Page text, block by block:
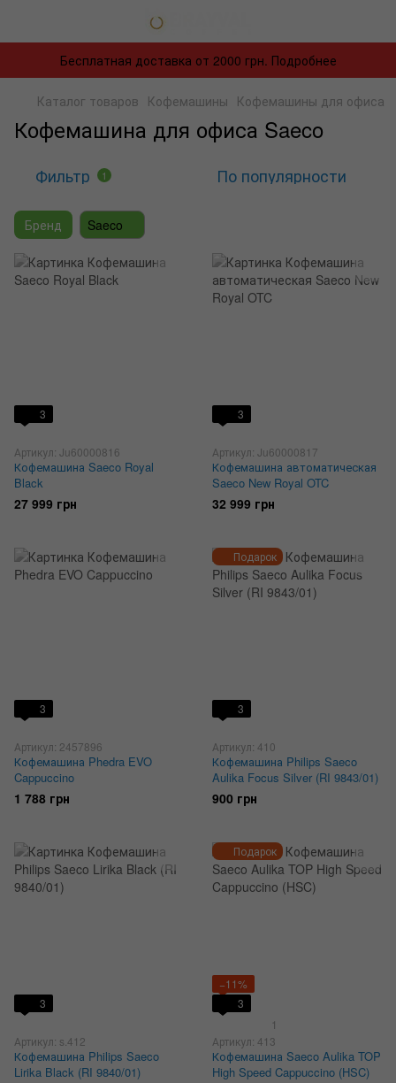
Бесплатная доставка от 2000 грн. Подробнее
Каталог товаров Кофемашины Кофемашины для офиса
Кофемашина для офиса Saeco
Фильтр 1 По популярности
Бренд Saeco
3
Артикул: Ju60000816
Кофемашина Saeco Royal
Black
27 999 грн
3
Артикул: Ju60000817
Кофемашина автоматическая
Saeco New Royal OTC
32 999 грн
3
Артикул: 2457896
Кофемашина Phedra EVO
Cappuccino
1 788 грн
Подарок
3
Артикул: 410
Кофемашина Philips Saeco
Aulika Focus Silver (RI 9843/01)
900 грн
3
Артикул: s.412
Кофемашина Philips Saeco
Lirika Black (RI 9840/01)
Подарок
−11%
3
1
Артикул: 413
Кофемашина Saeco Aulika TOP
High Speed Cappuccino (HSC)